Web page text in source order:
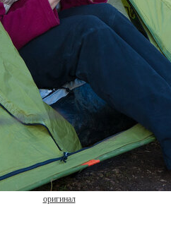
оригинал